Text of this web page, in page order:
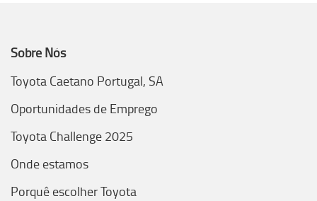
Sobre Nós
Toyota Caetano Portugal, SA
Oportunidades de Emprego
Toyota Challenge 2025
Onde estamos
Porquê escolher Toyota